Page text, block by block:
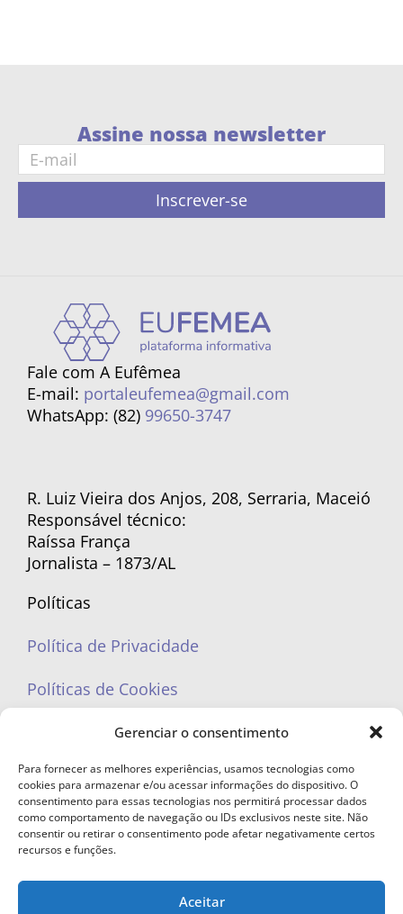
Gerenciar o consentimento
Para fornecer as melhores experiências, usamos tecnologias como
cookies para armazenar e/ou acessar informações do dispositivo. O
consentimento para essas tecnologias nos permitirá processar dados
como comportamento de navegação ou IDs exclusivos neste site. Não
consentir ou retirar o consentimento pode afetar negativamente certos
recursos e funções.
Aceitar
Assine nossa newsletter
Inscrever-se
Fale com A Eufêmea
E-mail: portaleufemea@gmail.com
WhatsApp: (82) 99650-3747
R. Luiz Vieira dos Anjos, 208, Serraria, Maceió
Responsável técnico:
Raíssa França
Jornalista – 1873/AL
Políticas
Política de Privacidade
Políticas de Cookies
portaleufemea@gmail.com
© Copyright 2023 - Todos os direitos reservados. Proibida cópia total ou